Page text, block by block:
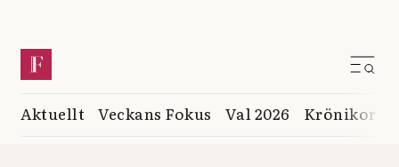
Aktuellt Veckans Fokus Val 2026 Krönikor